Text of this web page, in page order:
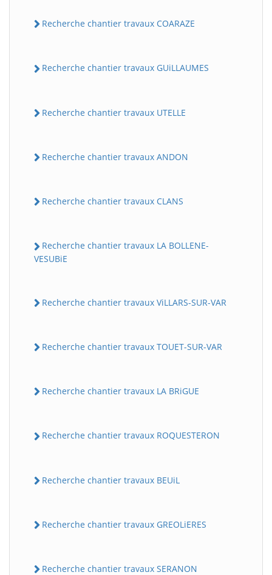
Recherche chantier travaux COARAZE
Recherche chantier travaux GUiLLAUMES
Recherche chantier travaux UTELLE
Recherche chantier travaux ANDON
Recherche chantier travaux CLANS
Recherche chantier travaux LA BOLLENE-
VESUBiE
Recherche chantier travaux ViLLARS-SUR-VAR
Recherche chantier travaux TOUET-SUR-VAR
Recherche chantier travaux LA BRiGUE
Recherche chantier travaux ROQUESTERON
Recherche chantier travaux BEUiL
Recherche chantier travaux GREOLiERES
Recherche chantier travaux SERANON
BatiWebPro